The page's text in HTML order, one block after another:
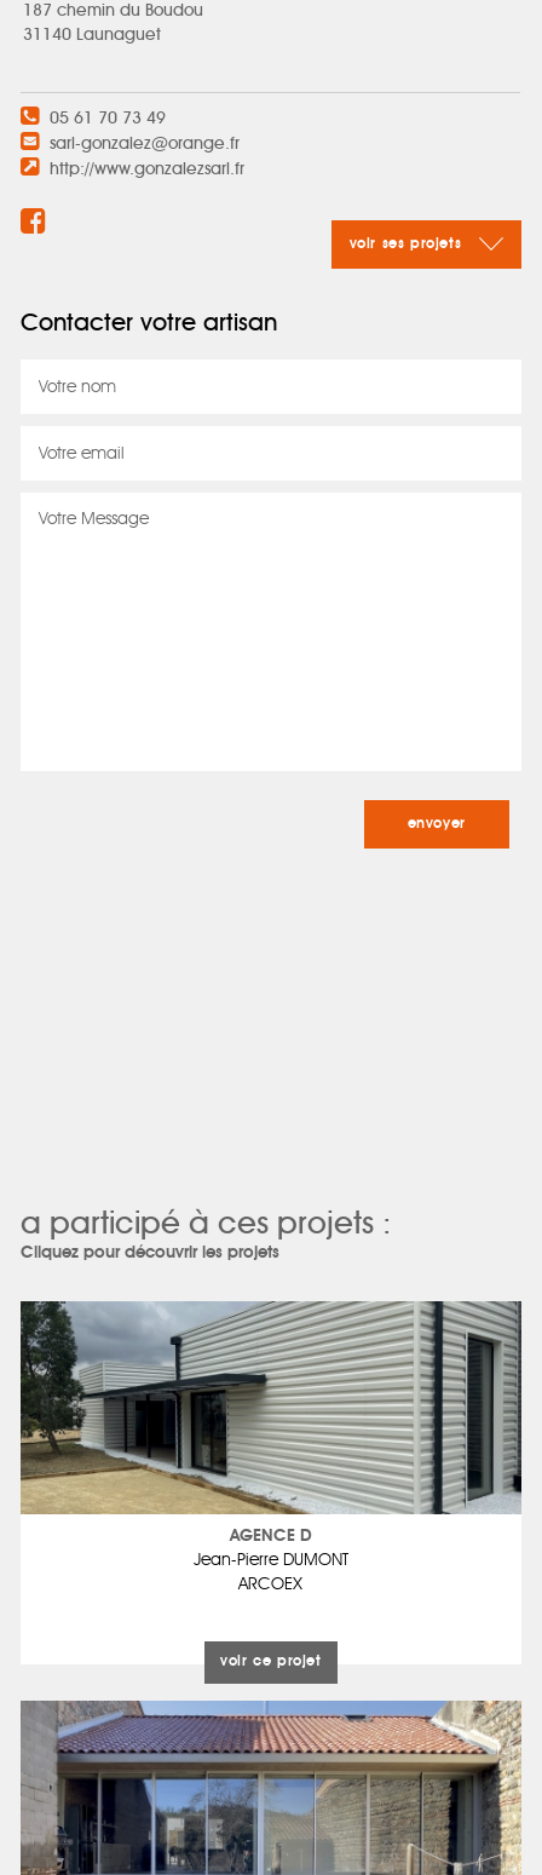
187 chemin du Boudou
31140 Launaguet
05 61 70 73 49
sarl-gonzalez@orange.fr
http://www.gonzalezsarl.fr
voir ses projets
Contacter votre artisan
a participé à ces projets :
Cliquez pour découvrir les projets
AGENCE D
Jean-Pierre DUMONT
ARCOEX
voir ce projet